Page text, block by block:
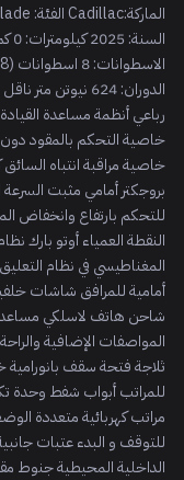
خاصية التحكم بالمقود دون
خاصية مراقبة انتباه
للتحكم بارتفاع وانخفاض
النقطة العمياء أوتو بارك
المغناطيسي في نظام التعليق
أمامية للمرافق شاشات
شاحن هاتف لاسلكي مساعد
ثلاجة فتحة سقف بانورامية
مراتب كهربائية متعددة
للتوقف و البدء عتبات
الداخلية المحيطية جنوط مقاس